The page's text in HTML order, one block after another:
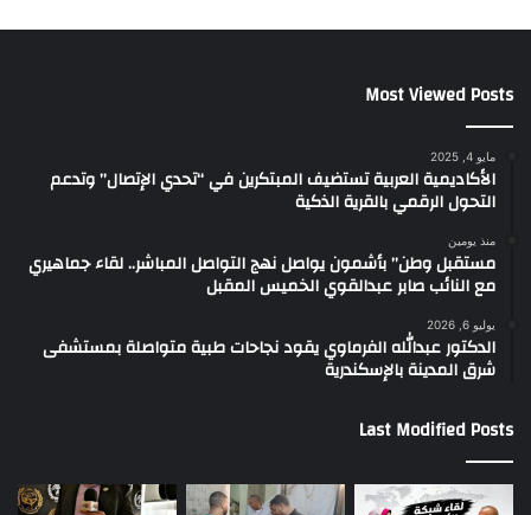
Most Viewed Posts
مايو 4, 2025
الأكاديمية العربية تستضيف المبتكرين في “تحدي الإتصال” وتدعم
التحول الرقمي بالقرية الذكية
منذ يومين
مستقبل وطن” بأشمون يواصل نهج التواصل المباشر.. لقاء جماهيري
مع النائب صابر عبدالقوي الخميس المقبل
يوليو 6, 2026
الدكتور عبدالله الفرماوي يقود نجاحات طبية متواصلة بمستشفى
شرق المدينة بالإسكندرية
Last Modified Posts